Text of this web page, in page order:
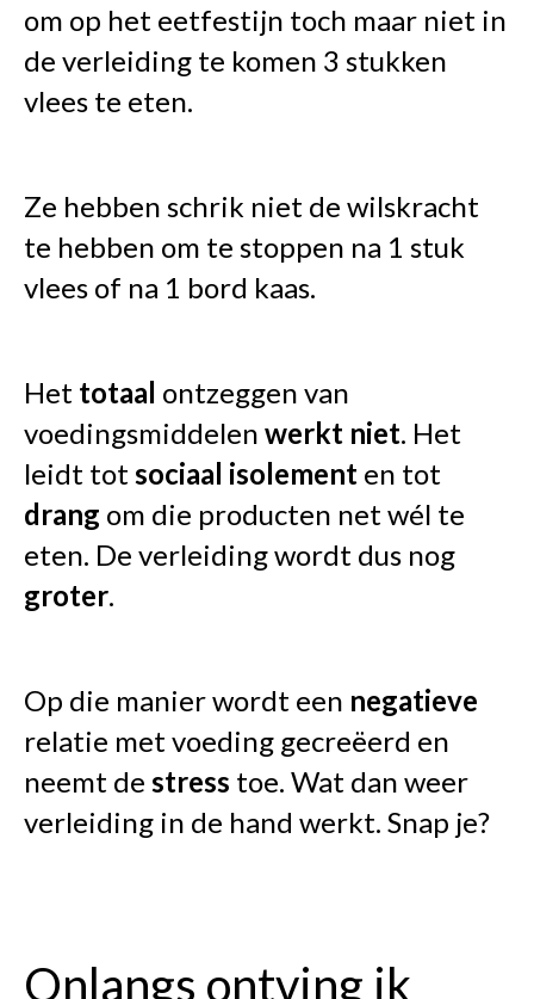
om op het eetfestijn toch maar niet in
de verleiding te komen 3 stukken
vlees te eten.
Ze hebben schrik niet de wilskracht
te hebben om te stoppen na 1 stuk
vlees of na 1 bord kaas.
Het totaal ontzeggen van
voedingsmiddelen werkt niet. Het
leidt tot sociaal isolement en tot
drang om die producten net wél te
eten. De verleiding wordt dus nog
groter.
Op die manier wordt een negatieve
relatie met voeding gecreëerd en
neemt de stress toe. Wat dan weer
verleiding in de hand werkt. Snap je?
Onlangs ontving ik